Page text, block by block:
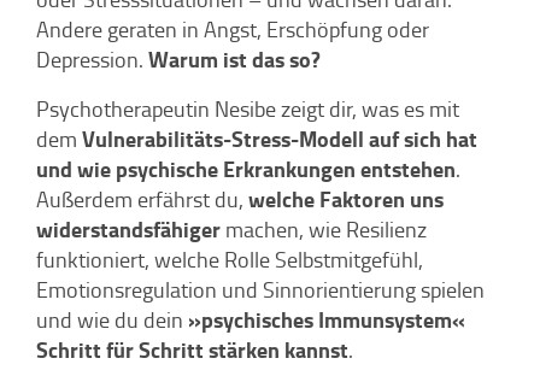
Andere geraten in Angst, Erschöpfung oder
Depression. Warum ist das so?
Psychotherapeutin Nesibe zeigt dir, was es mit
dem Vulnerabilitäts-Stress-Modell auf sich hat
und wie psychische Erkrankungen entstehen.
Außerdem erfährst du, welche Faktoren uns
widerstandsfähiger machen, wie Resilienz
funktioniert, welche Rolle Selbstmitgefühl,
Emotionsregulation und Sinnorientierung spielen
und wie du dein »psychisches Immunsystem«
Schritt für Schritt stärken kannst.